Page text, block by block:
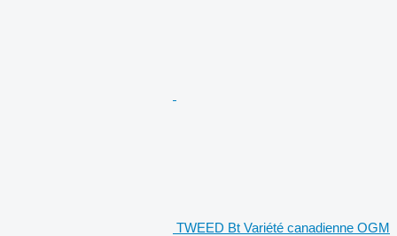
TWEED Bt Variété canadienne OGM